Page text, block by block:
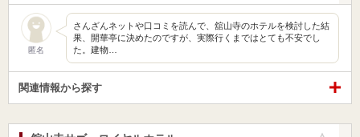
匿名
さんざんネットや口コミを読んで、舘山寺のホテルを検討した結
果、開華亭に決めたのですが、実際行くまではとても不安でし
た。建物…
関連情報から探す